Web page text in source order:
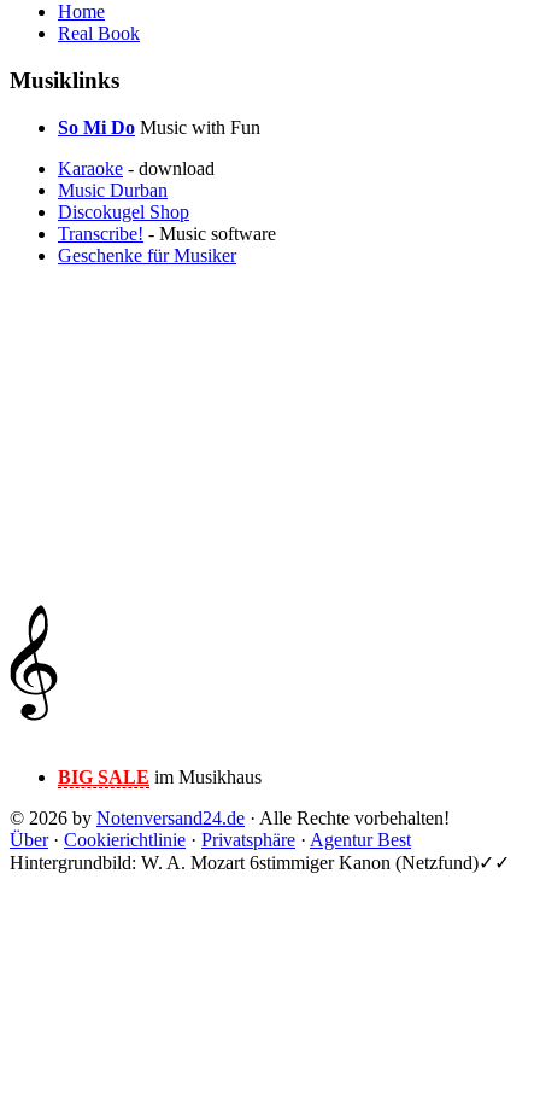
Home
Real Book
Musiklinks
So Mi Do Music with Fun
Karaoke - download
Music Durban
Discokugel Shop
Transcribe! - Music software
Geschenke für Musiker
BIG SALE im Musikhaus
© 2026 by Notenversand24.de · Alle Rechte vorbehalten!
Über· Cookierichtlinie · Privatsphäre · Agentur Best
Hintergrundbild: W. A. Mozart 6stimmiger Kanon (Netzfund)✓✓